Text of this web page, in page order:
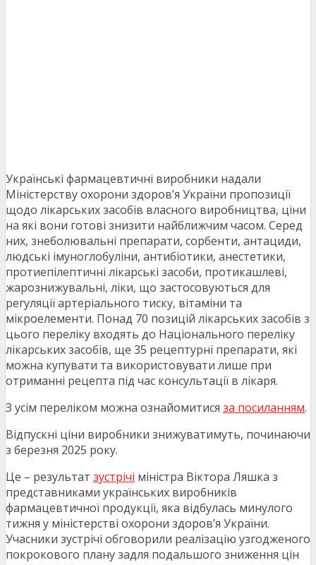
Українські фармацевтичні виробники надали
Міністерству охорони здоров’я України пропозиції
щодо лікарських засобів власного виробництва, ціни
на які вони готові знизити найближчим часом. Серед
них, знеболювальні препарати, сорбенти, антациди,
людські імуноглобуліни, антибіотики, анестетики,
протиепілептичні лікарські засоби, протикашлеві,
жарознижувальні, ліки, що застосовуються для
регуляції артеріального тиску, вітаміни та
мікроелементи. Понад 70 позицій лікарських засобів з
цього переліку входять до Національного переліку
лікарських засобів, ще 35 рецептурні препарати, які
можна купувати та використовувати лише при
отриманні рецепта під час консультації в лікаря.
З усім переліком можна ознайомитися за посиланням.
Відпускні ціни виробники знижуватимуть, починаючи
з березня 2025 року.
Це – результат зустрічі міністра Віктора Ляшка з
представниками українських виробників
фармацевтичної продукції, яка відбулась минулого
тижня у міністерстві охорони здоров’я України.
Учасники зустрічі обговорили реалізацію узгодженого
покрокового плану задля подальшого зниження цін